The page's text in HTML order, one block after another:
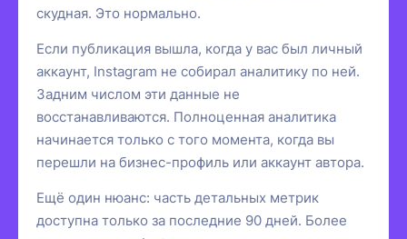
скудная. Это нормально.
Если публикация вышла, когда у вас был личный
аккаунт, Instagram не собирал аналитику по ней.
Задним числом эти данные не
восстанавливаются. Полноценная аналитика
начинается только с того момента, когда вы
перешли на бизнес-профиль или аккаунт автора.
Ещё один нюанс: часть детальных метрик
доступна только за последние 90 дней. Более